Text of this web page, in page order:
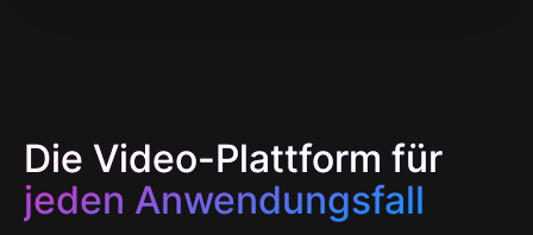
Die Video-Plattform für
jeden Anwendungsfall